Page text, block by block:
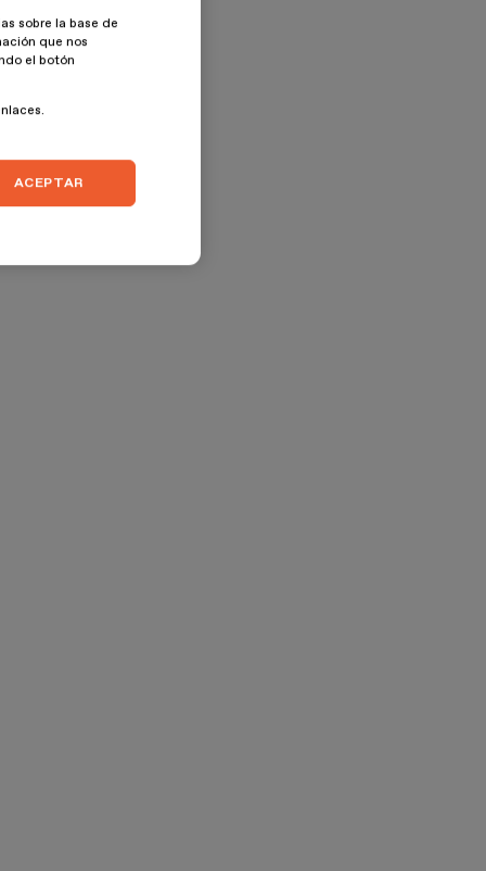
sobre la base de
que nos
el botón
ACEPTAR